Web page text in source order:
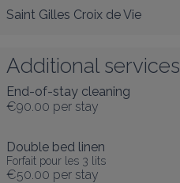
Saint Gilles Croix de Vie
Additional services
End-of-stay cleaning
€90.00 per stay
Double bed linen
Forfait pour les 3 lits
€50.00 per stay